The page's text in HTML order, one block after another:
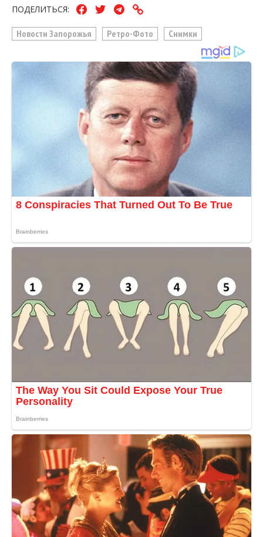
ПОДЕЛИТЬСЯ:
Новости Запорожья Ретро-Фото Снимки